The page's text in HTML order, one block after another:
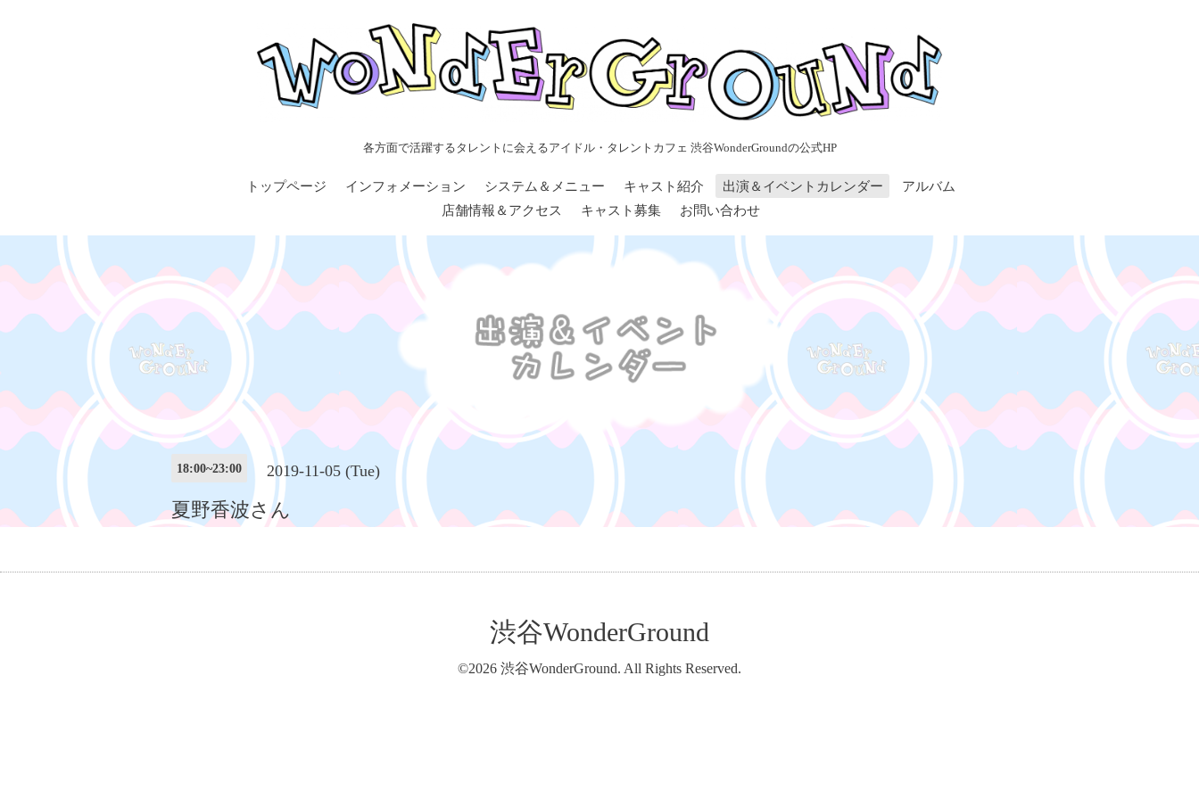
各方面で活躍するタレントに会えるアイドル・タレントカフェ 渋谷WonderGroundの公式HP
トップページ インフォメーション システム＆メニュー キャスト紹介 出演＆イベントカレンダー
アルバム
店舗情報＆アクセス
キャスト募集 お問い合わせ
18:00~23:00 2019-11-05 (Tue)
夏野香波さん
渋谷WonderGround
©2026 渋谷WonderGround. All Rights Reserved.